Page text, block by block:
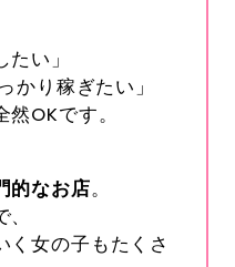
い」
かり稼ぎたい」
OKです。
的なお店。
く女の子もたくさ